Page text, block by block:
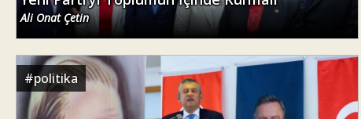
Ali Onat Çetin
#politika